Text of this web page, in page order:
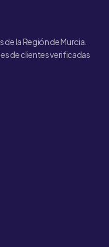
la Región de Murcia.
de clientes verificadas